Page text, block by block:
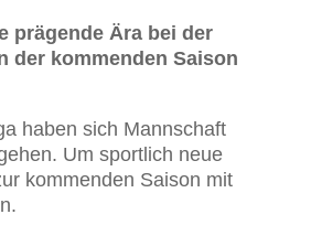
prägende Ära bei der
der kommenden Saison
haben sich Mannschaft
Um sportlich neue
kommenden Saison mit